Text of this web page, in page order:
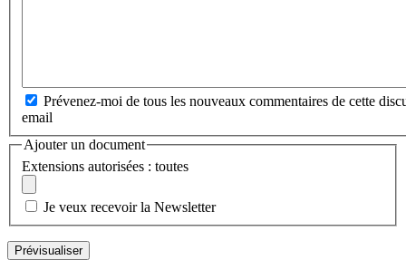
Prévenez-moi de tous les nouveaux commentaires de cette
email
Ajouter un document
Extensions autorisées : toutes
Je veux recevoir la Newsletter